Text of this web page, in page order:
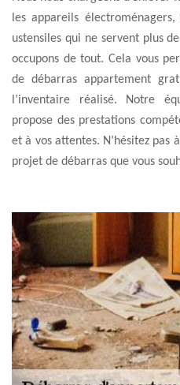
les appareils
ustensiles qui ne servent plus
occupons de tout. Cela vous
de débarras appartement
l’inventaire réalisé. Notre
propose des prestations
et à vos attentes. N’hésitez pas
projet de débarras que vous